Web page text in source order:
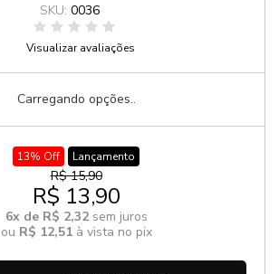
SKU: 0036
Visualizar avaliações
Carregando opções..
13% Off Lançamento
R$ 15,90
R$ 13,90
6x de R$ 2,32 sem juros
ou R$ 12,51à vista no pix